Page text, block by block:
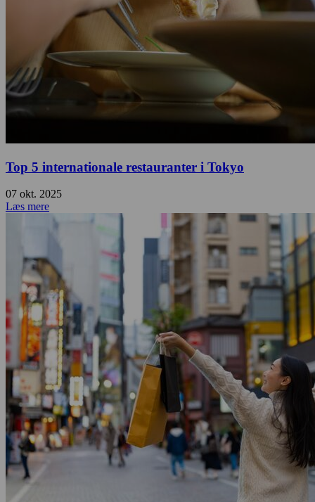
Top 5 internationale restauranter i Tokyo
07 okt. 2025
Læs mere